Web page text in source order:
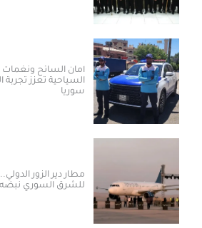
أمان السائح ونغمات الوطن:
السياحية تعزز تجربة العودة
سوريا
مطار دير الزور الدولي.. شريان
للشرق السوري نبضه ومكانته